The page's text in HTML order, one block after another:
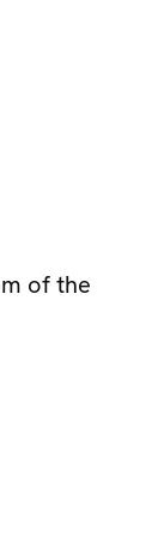
of the